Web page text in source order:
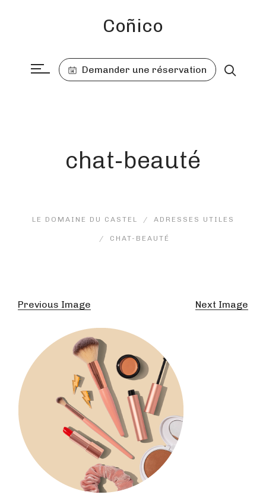
Coñico
Demander une réservation
chat-beauté
LE DOMAINE DU CASTEL ADRESSES UTILES
CHAT-BEAUTÉ
Previous Image Next Image